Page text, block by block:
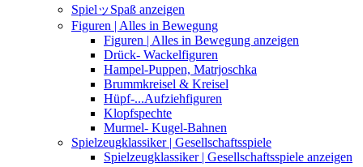
SpielッSpaß anzeigen
Figuren | Alles in Bewegung
Figuren | Alles in Bewegung anzeigen
Drück- Wackelfiguren
Hampel-Puppen, Matrjoschka
Brummkreisel & Kreisel
Hüpf-...Aufziehfiguren
Klopfspechte
Murmel- Kugel-Bahnen
Spielzeugklassiker | Gesellschaftsspiele
Spielzeugklassiker | Gesellschaftsspiele anzeigen